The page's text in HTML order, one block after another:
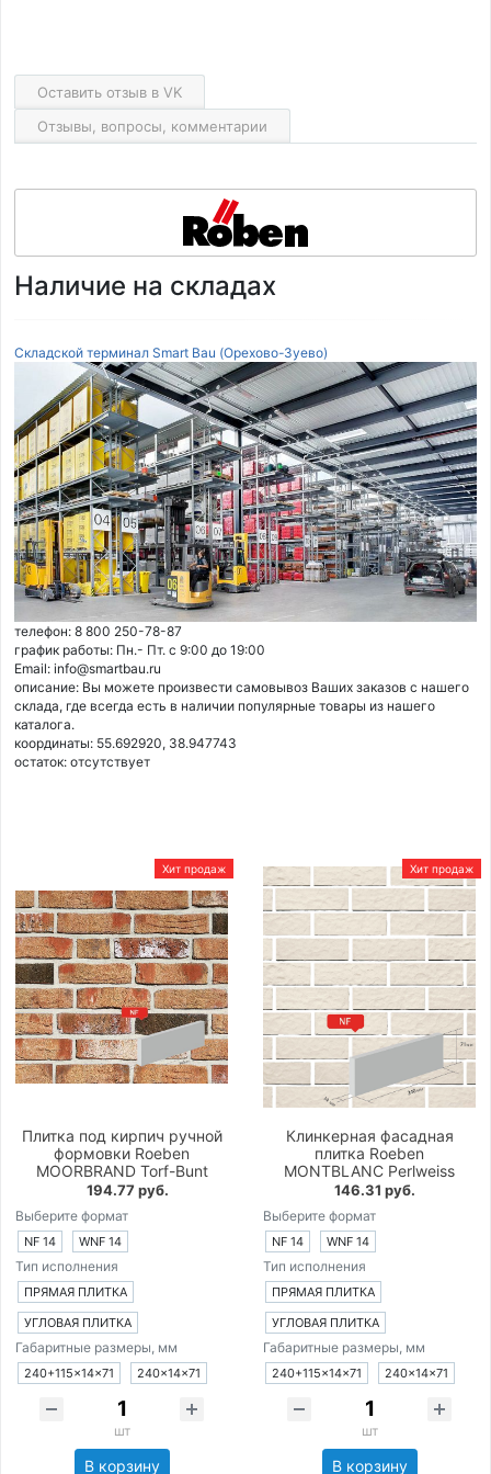
Оставить отзыв в VK
Отзывы, вопросы, комментарии
Наличие на складах
Складской терминал Smart Bau (Орехово-Зуево)
телефон: 8 800 250-78-87
график работы: Пн.- Пт. с 9:00 до 19:00
Email: info@smartbau.ru
описание: Вы можете произвести самовывоз Ваших заказов с нашего
склада, где всегда есть в наличии популярные товары из нашего
каталога.
координаты: 55.692920, 38.947743
остаток: отсутствует
Хит продаж
Плитка под кирпич ручной
формовки Roeben
MOORBRAND Torf-Bunt
194.77 руб.
Выберите формат
NF 14 WNF 14
Тип исполнения
ПРЯМАЯ ПЛИТКА
УГЛОВАЯ ПЛИТКА
Габаритные размеры, мм
240+115×14×71 240×14×71
шт
В корзину
Хит продаж
Клинкерная фасадная
плитка Roeben
MONTBLANC Perlweiss
146.31 руб.
Выберите формат
NF 14 WNF 14
Тип исполнения
ПРЯМАЯ ПЛИТКА
УГЛОВАЯ ПЛИТКА
Габаритные размеры, мм
240+115×14×71 240×14×71
шт
В корзину